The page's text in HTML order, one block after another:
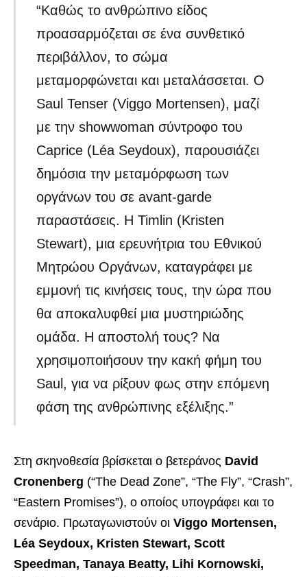
“Καθώς το ανθρώπινο είδος
προασαρμόζεται σε ένα συνθετικό
περιβάλλον, το σώμα
μεταμορφώνεται και μεταλάσσεται. Ο
Saul Tenser (Viggo Mortensen), μαζί
με την showwoman σύντροφο του
Caprice (Léa Seydoux), παρουσιάζει
δημόσια την μεταμόρφωση των
οργάνων του σε avant-garde
παραστάσεις. Η Timlin (Kristen
Stewart), μια ερευνήτρια του Εθνικού
Μητρώου Οργάνων, καταγράφει με
εμμονή τις κινήσεις τους, την ώρα που
θα αποκαλυφθεί μια μυστηριώδης
ομάδα. Η αποστολή τους? Να
χρησιμοποιήσουν την κακή φήμη του
Saul, για να ρίξουν φως στην επόμενη
φάση της ανθρώπινης εξέλιξης.”
Στη σκηνοθεσία βρίσκεται ο βετεράνος David
Cronenberg (“The Dead Zone”, “The Fly”, “Crash”,
“Eastern Promises”), ο οποίος υπογράφει και το
σενάριο. Πρωταγωνιστούν οι Viggo Mortensen,
Léa Seydoux, Kristen Stewart, Scott
Speedman, Tanaya Beatty, Lihi Kornowski,